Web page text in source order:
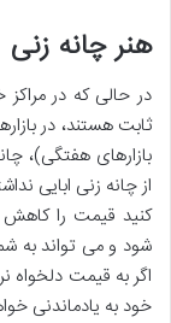
هنر چانه زنی
در حالی که در
ثابت هستند، در
بازارهای هفتگی)،
از چانه زنی ابایی
کنید قیمت را
شود و می تواند به
اگر به قیمت دلخواه
خود به یادماندنی